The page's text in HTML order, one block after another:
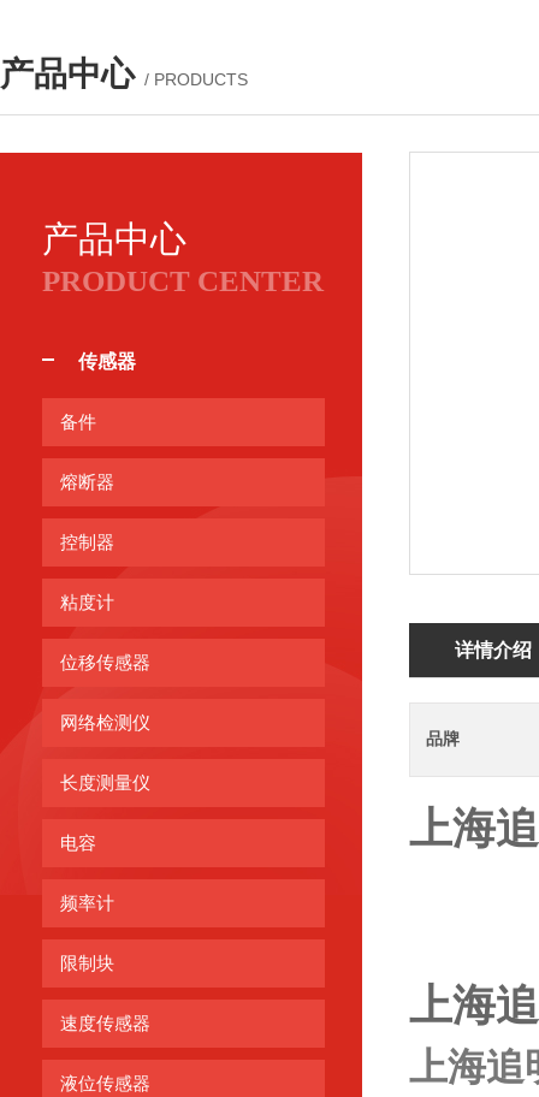
产品中心 / PRODUCTS
产品中心
PRODUCT CENTER
传感器
备件
熔断器
控制器
粘度计
位移传感器
网络检测仪
长度测量仪
电容
频率计
限制块
速度传感器
液位传感器
详情介绍
品牌
上海
上海
上海追